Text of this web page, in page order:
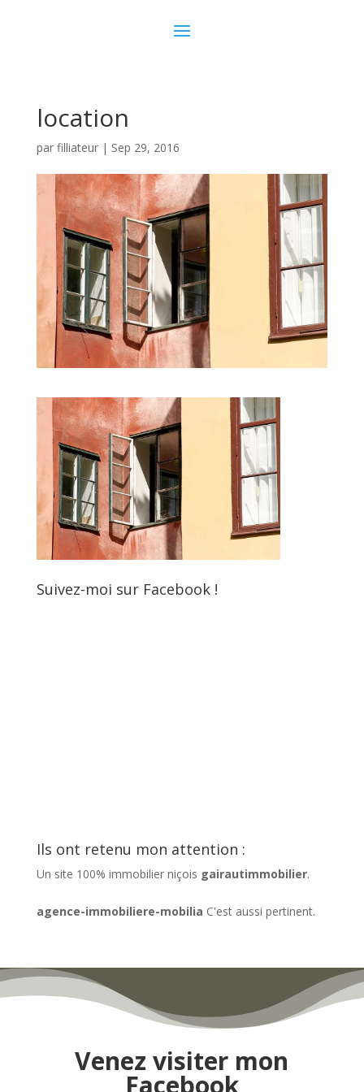
location
par filliateur| Sep 29, 2016
Suivez-moi sur Facebook !
Ils ont retenu mon attention :
Un site 100% immobilier niçois gairautimmobilier.
agence-immobiliere-mobilia C'est aussi pertinent.
Venez visiter mon
Facebook